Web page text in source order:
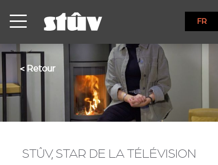
FR
< Retour
STÛV, STAR DE LA TÉLÉVISION